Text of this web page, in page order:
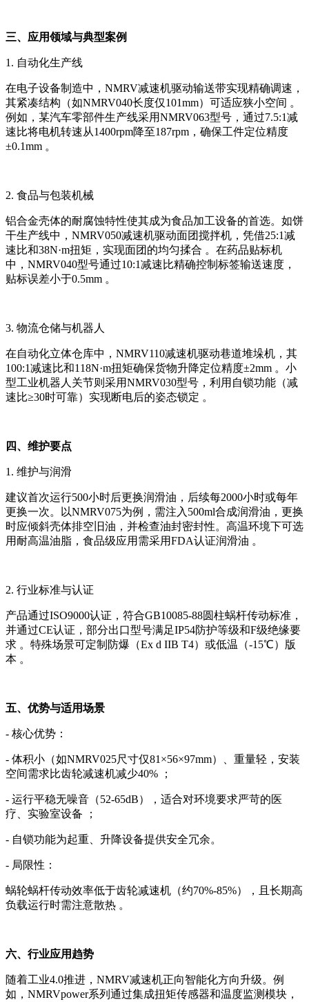
三、应用领域与典型案例
1. 自动化生产线
在电子设备制造中，NMRV减速机驱动输送带实现精确调速，
其紧凑结构（如NMRV040长度仅101mm）可适应狭小空间 。
例如，某汽车零部件生产线采用NMRV063型号，通过7.5:1减
速比将电机转速从1400rpm降至187rpm，确保工件定位精度
±0.1mm 。
2. 食品与包装机械
铝合金壳体的耐腐蚀特性使其成为食品加工设备的首选。如饼
干生产线中，NMRV050减速机驱动面团搅拌机，凭借25:1减
速比和38N·m扭矩，实现面团的均匀揉合 。在药品贴标机
中，NMRV040型号通过10:1减速比精确控制标签输送速度，
贴标误差小于0.5mm 。
3. 物流仓储与机器人
在自动化立体仓库中，NMRV110减速机驱动巷道堆垛机，其
100:1减速比和118N·m扭矩确保货物升降定位精度±2mm 。小
型工业机器人关节则采用NMRV030型号，利用自锁功能（减
速比≥30时可靠）实现断电后的姿态锁定 。
四、维护要点
1. 维护与润滑
建议首次运行500小时后更换润滑油，后续每2000小时或每年
更换一次。以NMRV075为例，需注入500ml合成润滑油，更换
时应倾斜壳体排空旧油，并检查油封密封性。高温环境下可选
用耐高温油脂，食品级应用需采用FDA认证润滑油 。
2. 行业标准与认证
产品通过ISO9000认证，符合GB10085-88圆柱蜗杆传动标准，
并通过CE认证，部分出口型号满足IP54防护等级和F级绝缘要
求 。特殊场景可定制防爆（Ex d IIB T4）或低温（-15℃）版
本 。
五、优势与适用场景
- 核心优势：
- 体积小（如NMRV025尺寸仅81×56×97mm）、重量轻，安装
空间需求比齿轮减速机减少40% ；
- 运行平稳无噪音（52-65dB），适合对环境要求严苛的医
疗、实验室设备 ；
- 自锁功能为起重、升降设备提供安全冗余。
- 局限性：
蜗轮蜗杆传动效率低于齿轮减速机（约70%-85%），且长期高
负载运行时需注意散热 。
六、行业应用趋势
随着工业4.0推进，NMRV减速机正向智能化方向升级。例
如，NMRVpower系列通过集成扭矩传感器和温度监测模块，